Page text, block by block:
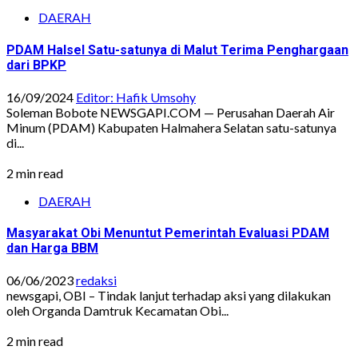
DAERAH
PDAM Halsel Satu-satunya di Malut Terima Penghargaan
dari BPKP
16/09/2024 Editor: Hafik Umsohy
Soleman Bobote NEWSGAPI.COM — Perusahan Daerah Air
Minum (PDAM) Kabupaten Halmahera Selatan satu-satunya
di...
2 min read
DAERAH
Masyarakat Obi Menuntut Pemerintah Evaluasi PDAM
dan Harga BBM
06/06/2023redaksi
newsgapi, OBI – Tindak lanjut terhadap aksi yang dilakukan
oleh Organda Damtruk Kecamatan Obi...
2 min read